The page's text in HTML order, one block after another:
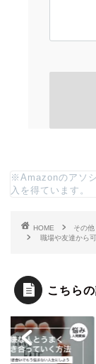
※Amazonのアソ
入を得ています。
HOME
その他
職場や友達から
こちら